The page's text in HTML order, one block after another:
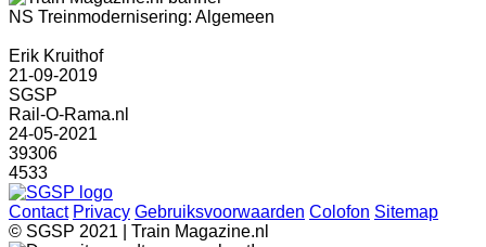
NS Treinmodernisering: Algemeen
Erik Kruithof
21-09-2019
SGSP
Rail-O-Rama.nl
24-05-2021
39306
4533
Contact Privacy Gebruiksvoorwaarden Colofon Sitemap
© SGSP 2021 | Train Magazine.nl